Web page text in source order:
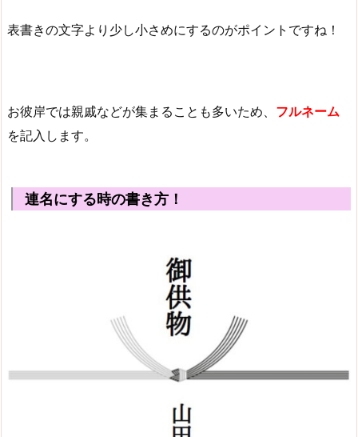
表書きの文字より少し小さめにするのがポイントですね！
お彼岸では親戚などが集まることも多いため、 フルネーム
を記入します。
連名にする時の書き方！